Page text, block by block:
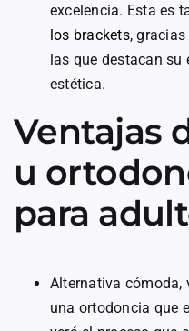
excelencia. Esta es
los brackets,
las que destacan
estética.
Ventajas
u
para
Alternativa cómoda,
una ortodoncia que